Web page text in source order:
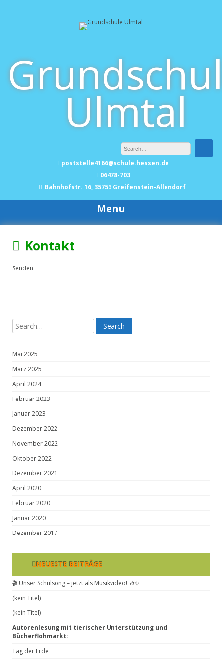
Ulmtal
poststelle4166@schule.hessen.de
06478-703
Bahnhofstr. 16, 35753 Greifenstein-Allendorf
Menu
Kontakt
Senden
Mai 2025
März 2025
April 2024
Februar 2023
Januar 2023
Dezember 2022
November 2022
Oktober 2022
Dezember 2021
April 2020
Februar 2020
Januar 2020
Dezember 2017
NEUESTE BEITRÄGE
🎬 Unser Schulsong – jetzt als Musikvideo! 🎶✨
(kein Titel)
(kein Titel)
Autorenlesung mit tierischer Unterstützung und
Bücherflohmarkt:
Tag der Erde